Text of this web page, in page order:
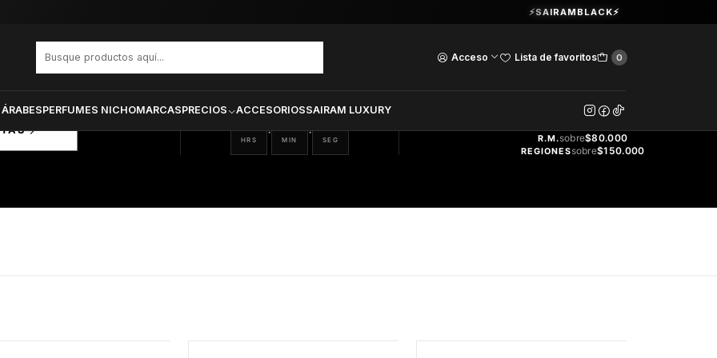
Acceso Lista de favoritos 0
PERFUMES NICHOMARCASPRECIOS ACCESORIOSSAIRAM LUXURY
Guardia Vieja 202. Oficina 102.Ver Horarios
⚡SAIRAMBLACK⚡
13
HRS
: 21
MIN
: 14
SEG
GRATIS
R.M.sobre$80.000
REGIONESsobre$150.000